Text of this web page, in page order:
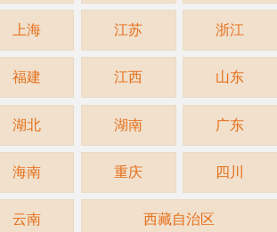
上海 江苏 浙江
福建 江西 山东
湖北 湖南 广东
海南 重庆 四川
云南 西藏自治区